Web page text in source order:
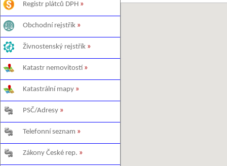
Registr plátců DPH »
Obchodní rejstřík »
Živnostenský rejstřík »
Katastr nemovitostí »
Katastrální mapy »
PSČ/Adresy »
Telefonní seznam »
Zákony České rep. »